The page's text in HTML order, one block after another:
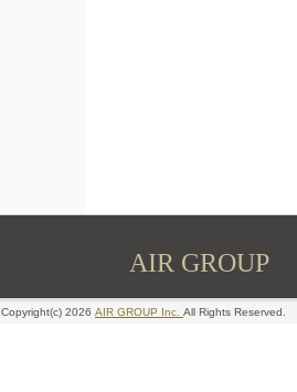
AIR GROUP
Copyright(c) 2026 AIR GROUP Inc. All Rights Reserved.